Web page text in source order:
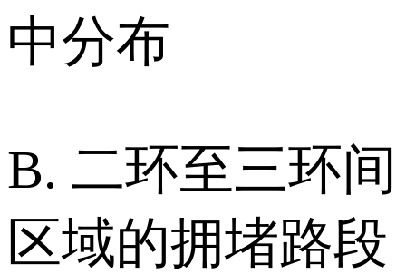
中分布
B. 二环至三环间
区域的拥堵路段